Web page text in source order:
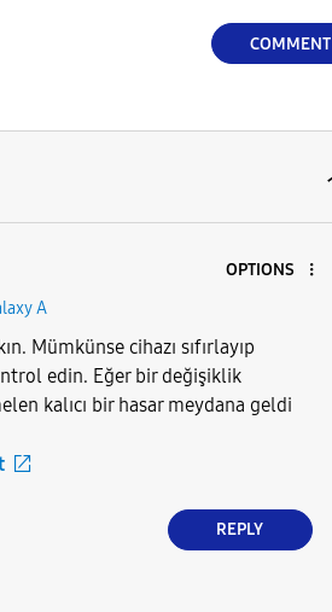
COMMENT
OPTIONS
A
Mümkünse cihazı sıfırlayıp
edin. Eğer bir değişiklik
kalıcı bir hasar meydana geldi
REPLY